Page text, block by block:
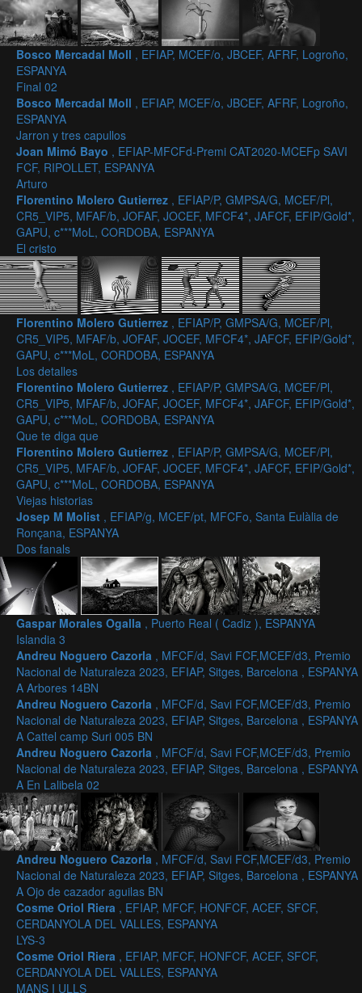
Bosco Mercadal Moll , EFIAP, MCEF/o, JBCEF, AFRF, Logroño,
ESPANYA
Final 02
Bosco Mercadal Moll , EFIAP, MCEF/o, JBCEF, AFRF, Logroño,
ESPANYA
Jarron y tres capullos
Joan Mimó Bayo , EFIAP-MFCFd-Premi CAT2020-MCEFp SAVI
FCF, RIPOLLET, ESPANYA
Arturo
Florentino Molero Gutierrez , EFIAP/P, GMPSA/G, MCEF/Pl,
CR5_VIP5, MFAF/b, JOFAF, JOCEF, MFCF4*, JAFCF, EFIP/Gold*,
GAPU, c***MoL, CORDOBA, ESPANYA
El cristo
Florentino Molero Gutierrez , EFIAP/P, GMPSA/G, MCEF/Pl,
CR5_VIP5, MFAF/b, JOFAF, JOCEF, MFCF4*, JAFCF, EFIP/Gold*,
GAPU, c***MoL, CORDOBA, ESPANYA
Los detalles
Florentino Molero Gutierrez , EFIAP/P, GMPSA/G, MCEF/Pl,
CR5_VIP5, MFAF/b, JOFAF, JOCEF, MFCF4*, JAFCF, EFIP/Gold*,
GAPU, c***MoL, CORDOBA, ESPANYA
Que te diga que
Florentino Molero Gutierrez , EFIAP/P, GMPSA/G, MCEF/Pl,
CR5_VIP5, MFAF/b, JOFAF, JOCEF, MFCF4*, JAFCF, EFIP/Gold*,
GAPU, c***MoL, CORDOBA, ESPANYA
Viejas historias
Josep M Molist , EFIAP/g, MCEF/pt, MFCFo, Santa Eulàlia de
Ronçana, ESPANYA
Dos fanals
Gaspar Morales Ogalla , Puerto Real ( Cadiz ), ESPANYA
Islandia 3
Andreu Noguero Cazorla , MFCF/d, Savi FCF,MCEF/d3, Premio
Nacional de Naturaleza 2023, EFIAP, Sitges, Barcelona , ESPANYA
A Arbores 14BN
Andreu Noguero Cazorla , MFCF/d, Savi FCF,MCEF/d3, Premio
Nacional de Naturaleza 2023, EFIAP, Sitges, Barcelona , ESPANYA
A Cattel camp Suri 005 BN
Andreu Noguero Cazorla , MFCF/d, Savi FCF,MCEF/d3, Premio
Nacional de Naturaleza 2023, EFIAP, Sitges, Barcelona , ESPANYA
A En Lalibela 02
Andreu Noguero Cazorla , MFCF/d, Savi FCF,MCEF/d3, Premio
Nacional de Naturaleza 2023, EFIAP, Sitges, Barcelona , ESPANYA
A Ojo de cazador aguilas BN
Cosme Oriol Riera , EFIAP, MFCF, HONFCF, ACEF, SFCF,
CERDANYOLA DEL VALLES, ESPANYA
LYS-3
Cosme Oriol Riera , EFIAP, MFCF, HONFCF, ACEF, SFCF,
CERDANYOLA DEL VALLES, ESPANYA
MANS I ULLS